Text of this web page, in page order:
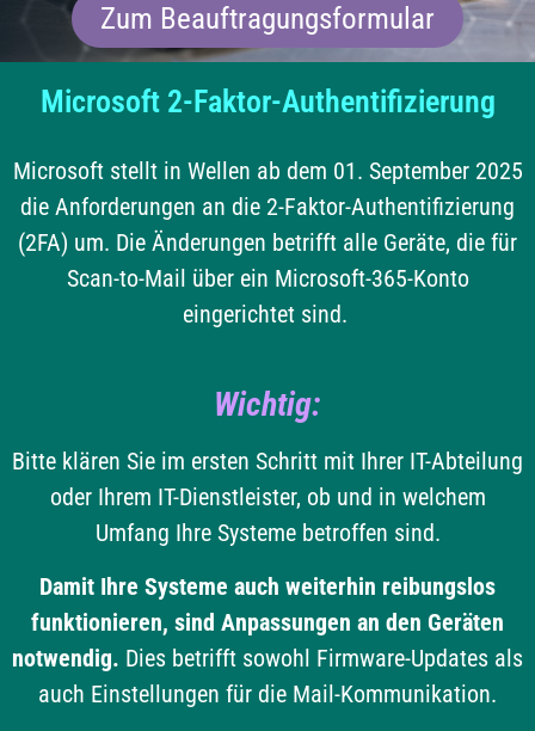
Zum Beauftragungsformular
Microsoft 2-Faktor-Authentifizierung
Microsoft stellt in Wellen ab dem 01. September 2025
die Anforderungen an die 2-Faktor-Authentifizierung
(2FA) um. Die Änderungen betrifft alle Geräte, die für
Scan-to-Mail über ein Microsoft-365-Konto
eingerichtet sind.
Wichtig:
Bitte klären Sie im ersten Schritt mit Ihrer IT-Abteilung
oder Ihrem IT-Dienstleister, ob und in welchem
Umfang Ihre Systeme betroffen sind.
Damit Ihre Systeme auch weiterhin reibungslos
funktionieren, sind Anpassungen an den Geräten
notwendig. Dies betrifft sowohl Firmware-Updates als
auch Einstellungen für die Mail-Kommunikation.